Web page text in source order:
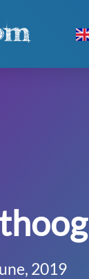
2019